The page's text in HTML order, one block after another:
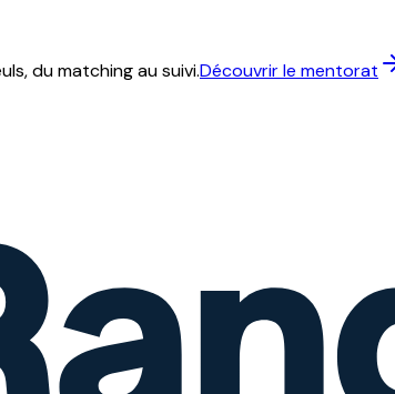
du matching au suivi.Découvrir le mentorat